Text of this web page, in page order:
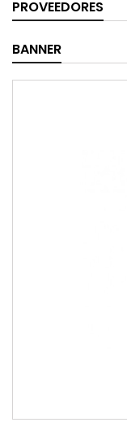
PROVEEDORES
BANNER